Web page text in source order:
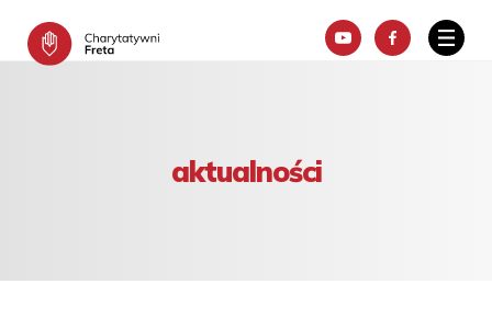
aktualności